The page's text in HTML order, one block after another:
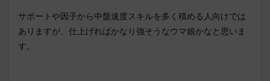
サポートや因子から中盤速度スキルを多く積める人向けでは
ありますが、仕上げればかなり強そうなウマ娘かなと思いま
す。